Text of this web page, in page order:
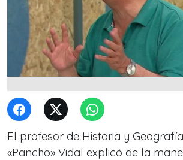
El profesor de Historia y
«Pancho» Vidal explicó de la